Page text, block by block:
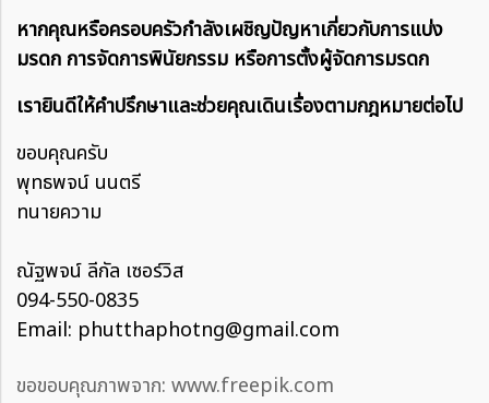
หากคุณหรือครอบครัวกำลังเผชิญปัญหาเกี่ยวกับการแบ่ง
มรดก การจัดการพินัยกรรม หรือการตั้งผู้จัดการมรดก
เรายินดีให้คำปรึกษาและช่วยคุณเดินเรื่องตามกฎหมายต่อไป
ขอบคุณครับ
พุทธพจน์ นนตรี
ทนายความ
ณัฐพจน์ ลีกัล เซอร์วิส
094-550-0835
Email: phutthaphotng@gmail.com
ขอขอบคุณภาพจาก: www.freepik.com